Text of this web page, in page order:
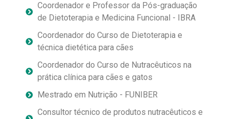
Coordenador e Professor da Pós-graduação
de Dietoterapia e Medicina Funcional - IBRA
Coordenador do Curso de Dietoterapia e
técnica dietética para cães
Coordenador do Curso de Nutracêuticos na
prática clínica para cães e gatos
Mestrado em Nutrição - FUNIBER
Consultor técnico de produtos nutracêuticos e